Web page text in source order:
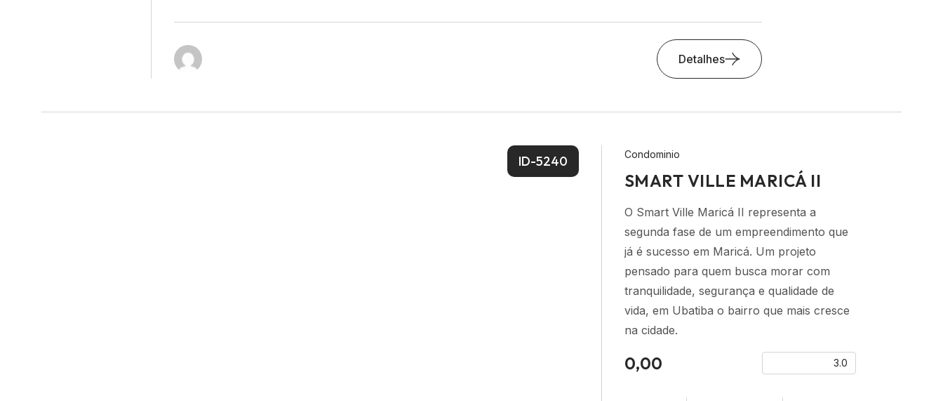
Detalhes
ID-5240 Condominio
SMART VILLE MARICÁ II
O Smart Ville Maricá II representa a
segunda fase de um empreendimento que
já é sucesso em Maricá. Um projeto
pensado para quem busca morar com
tranquilidade, segurança e qualidade de
vida, em Ubatiba o bairro que mais cresce
na cidade.
0,00 3.0